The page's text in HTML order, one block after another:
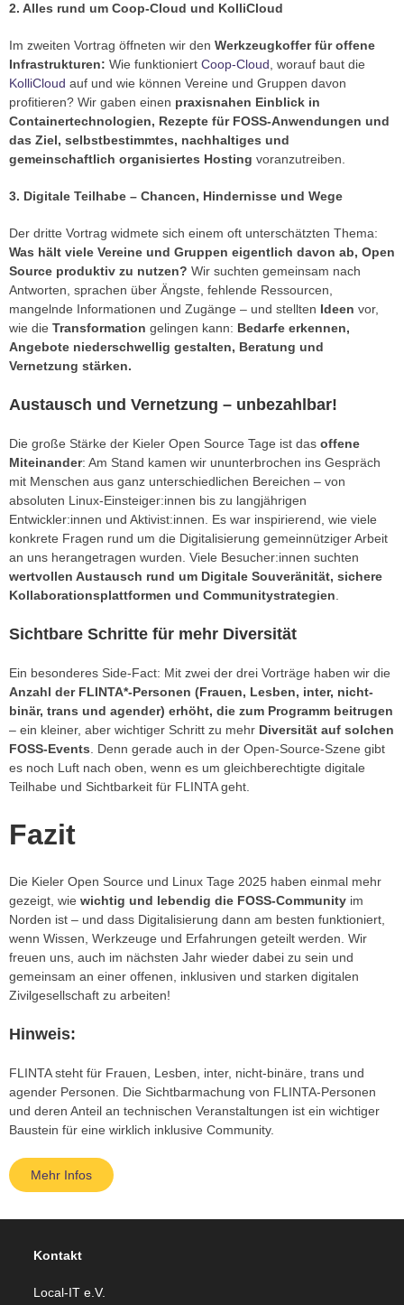
2. Alles rund um Coop-Cloud und KolliCloud
Im zweiten Vortrag öffneten wir den Werkzeugkoffer für offene
Infrastrukturen: Wie funktioniert Coop-Cloud , worauf baut die
KolliCloud auf und wie können Vereine und Gruppen davon
profitieren? Wir gaben einen praxisnahen Einblick in
Containertechnologien, Rezepte für FOSS-Anwendungen und
das Ziel, selbstbestimmtes, nachhaltiges und
gemeinschaftlich organisiertes Hosting voranzutreiben.
3. Digitale Teilhabe – Chancen, Hindernisse und Wege
Der dritte Vortrag widmete sich einem oft unterschätzten Thema:
Was hält viele Vereine und Gruppen eigentlich davon ab, Open
Source produktiv zu nutzen? Wir suchten gemeinsam nach
Antworten, sprachen über Ängste, fehlende Ressourcen,
mangelnde Informationen und Zugänge – und stellten Ideen vor,
wie die Transformation gelingen kann: Bedarfe erkennen,
Angebote niederschwellig gestalten, Beratung und
Vernetzung stärken.
Austausch und Vernetzung – unbezahlbar!
Die große Stärke der Kieler Open Source Tage ist das offene
Miteinander: Am Stand kamen wir ununterbrochen ins Gespräch
mit Menschen aus ganz unterschiedlichen Bereichen – von
absoluten Linux-Einsteiger:innen bis zu langjährigen
Entwickler:innen und Aktivist:innen. Es war inspirierend, wie viele
konkrete Fragen rund um die Digitalisierung gemeinnütziger Arbeit
an uns herangetragen wurden. Viele Besucher:innen suchten
wertvollen Austausch rund um Digitale Souveränität, sichere
Kollaborationsplattformen und Communitystrategien
Sichtbare Schritte für mehr Diversität
Ein besonderes Side-Fact: Mit zwei der drei Vorträge haben wir die
Anzahl der FLINTA*-Personen (Frauen, Lesben, inter, nicht-
binär, trans und agender) erhöht, die zum Programm beitrugen
– ein kleiner, aber wichtiger Schritt zu mehr Diversität auf solchen
FOSS-Events . Denn gerade auch in der Open-Source-Szene gibt
es noch Luft nach oben, wenn es um gleichberechtigte digitale
Teilhabe und Sichtbarkeit für FLINTA geht.
Fazit
Die Kieler Open Source und Linux Tage 2025 haben einmal mehr
gezeigt, wie wichtig und lebendig die FOSS-Community im
Norden ist – und dass Digitalisierung dann am besten funktioniert,
wenn Wissen, Werkzeuge und Erfahrungen geteilt werden. Wir
freuen uns, auch im nächsten Jahr wieder dabei zu sein und
gemeinsam an einer offenen, inklusiven und starken digitalen
Zivilgesellschaft zu arbeiten!
Hinweis:
FLINTA steht für Frauen, Lesben, inter, nicht-binäre, trans und
agender Personen. Die Sichtbarmachung von FLINTA-Personen
und deren Anteil an technischen Veranstaltungen ist ein wichtiger
Baustein für eine wirklich inklusive Community.
Mehr Infos
Kontakt
Local-IT e.V.